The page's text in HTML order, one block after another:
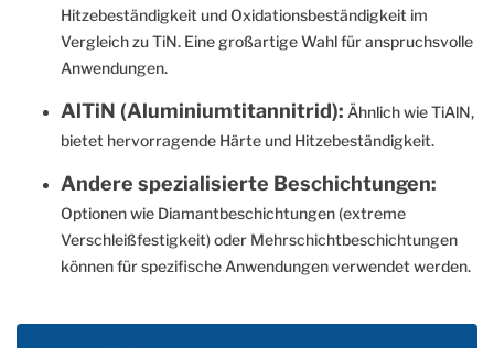
Hitzebeständigkeit und Oxidationsbeständigkeit im
Vergleich zu TiN. Eine großartige Wahl für anspruchsvolle
Anwendungen.
AlTiN (Aluminiumtitannitrid): Ähnlich wie TiAlN,
bietet hervorragende Härte und Hitzebeständigkeit.
Andere spezialisierte Beschichtungen:
Optionen wie Diamantbeschichtungen (extreme
Verschleißfestigkeit) oder Mehrschichtbeschichtungen
können für spezifische Anwendungen verwendet werden.